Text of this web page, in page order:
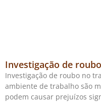
Investigação de
Investigação de roubo no
ambiente de trabalho são
podem causar prejuízos